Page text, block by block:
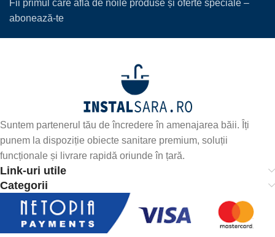
Fii primul care află de noile produse și oferte speciale –
abonează-te
Suntem partenerul tău de încredere în amenajarea băii. Îți
punem la dispoziție obiecte sanitare premium, soluții
funcționale și livrare rapidă oriunde în țară.
Link-uri utile
Categorii